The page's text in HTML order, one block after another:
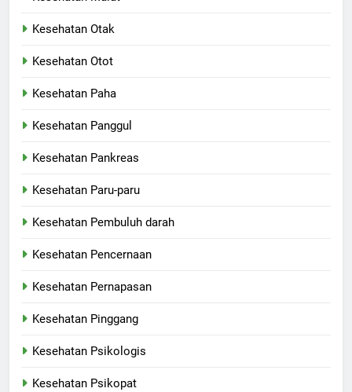
Kesehatan Otak
Kesehatan Otot
Kesehatan Paha
Kesehatan Panggul
Kesehatan Pankreas
Kesehatan Paru-paru
Kesehatan Pembuluh darah
Kesehatan Pencernaan
Kesehatan Pernapasan
Kesehatan Pinggang
Kesehatan Psikologis
Kesehatan Psikopat